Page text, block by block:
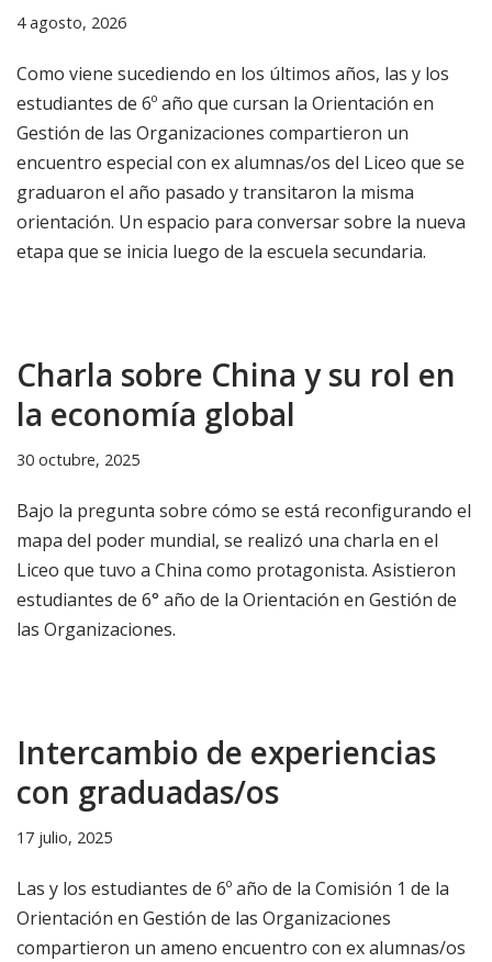
4 agosto, 2026
Como viene sucediendo en los últimos años, las y los
estudiantes de 6º año que cursan la Orientación en
Gestión de las Organizaciones compartieron un
encuentro especial con ex alumnas/os del Liceo que se
graduaron el año pasado y transitaron la misma
orientación. Un espacio para conversar sobre la nueva
etapa que se inicia luego de la escuela secundaria.
Charla sobre China y su rol en
la economía global
30 octubre, 2025
Bajo la pregunta sobre cómo se está reconfigurando el
mapa del poder mundial, se realizó una charla en el
Liceo que tuvo a China como protagonista. Asistieron
estudiantes de 6° año de la Orientación en Gestión de
las Organizaciones.
Intercambio de experiencias
con graduadas/os
17 julio, 2025
Las y los estudiantes de 6º año de la Comisión 1 de la
Orientación en Gestión de las Organizaciones
compartieron un ameno encuentro con ex alumnas/os